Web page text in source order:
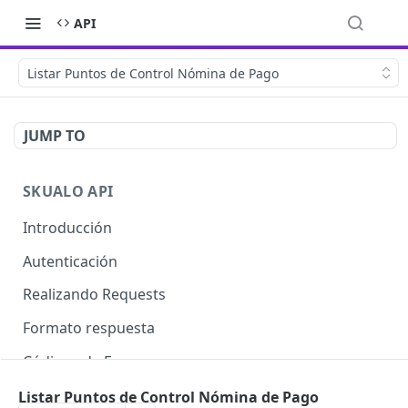
API
Listar Puntos de Control Nómina de Pago
JUMP TO
SKUALO API
Introducción
Autenticación
Realizando Requests
Formato respuesta
Códigos de Errores
Límite de consultas
Listar Puntos de Control Nómina de Pago